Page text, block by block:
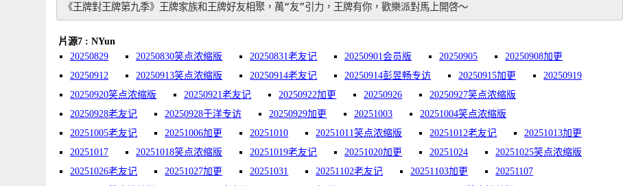
《王牌對王牌第九季》王牌家族和王牌好友相聚，萬“友”引力，王牌有你，歡樂派對馬上開啓～
片源7 : NYun
20250829
20250830笑点浓缩版 20250831老友记 20250901会员版 20250905
20250908加更
20250912
20250913笑点浓缩版 20250914老友记 20250914彭昱畅专访 20250915加更
20250919
20250920笑点浓缩版
20250921老友记 20250922加更 20250926
20250927笑点浓缩版
20250928老友记
20250928于洋专访 20250929加更 20251003
20251004笑点浓缩版
20251005老友记
20251006加更 20251010 20251011笑点浓缩版 20251012老友记
20251013加更
20251017
20251018笑点浓缩版 20251019老友记 20251020加更 20251024
20251025笑点浓缩版
20251026老友记
20251027加更 20251031 20251102老友记 20251103加更
20251107